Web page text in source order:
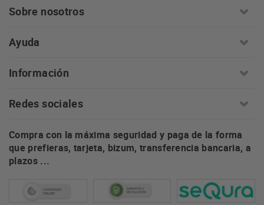
Sobre nosotros
Ayuda
Información
Redes sociales
Compra con la máxima seguridad y paga de la forma
que prefieras, tarjeta, bizum, transferencia bancaria, a
plazos ...